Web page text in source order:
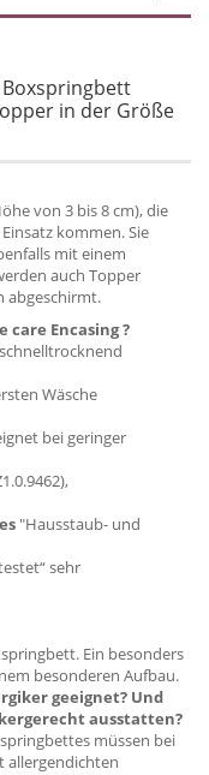
in der Größe
von 3 bis 8 cm), die
kommen. Sie
mit einem
auch Topper
abgeschirmt.
care Encasing ?
Wäsche
bei geringer
"Hausstaub- und
sehr
Ein besonders
besonderen Aufbau.
geeignet? Und
ausstatten?
müssen bei
allergendichten